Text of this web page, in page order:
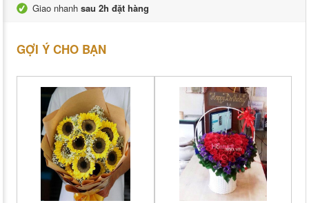
Giao nhanh sau 2h đặt hàng
GỢI Ý CHO BẠN